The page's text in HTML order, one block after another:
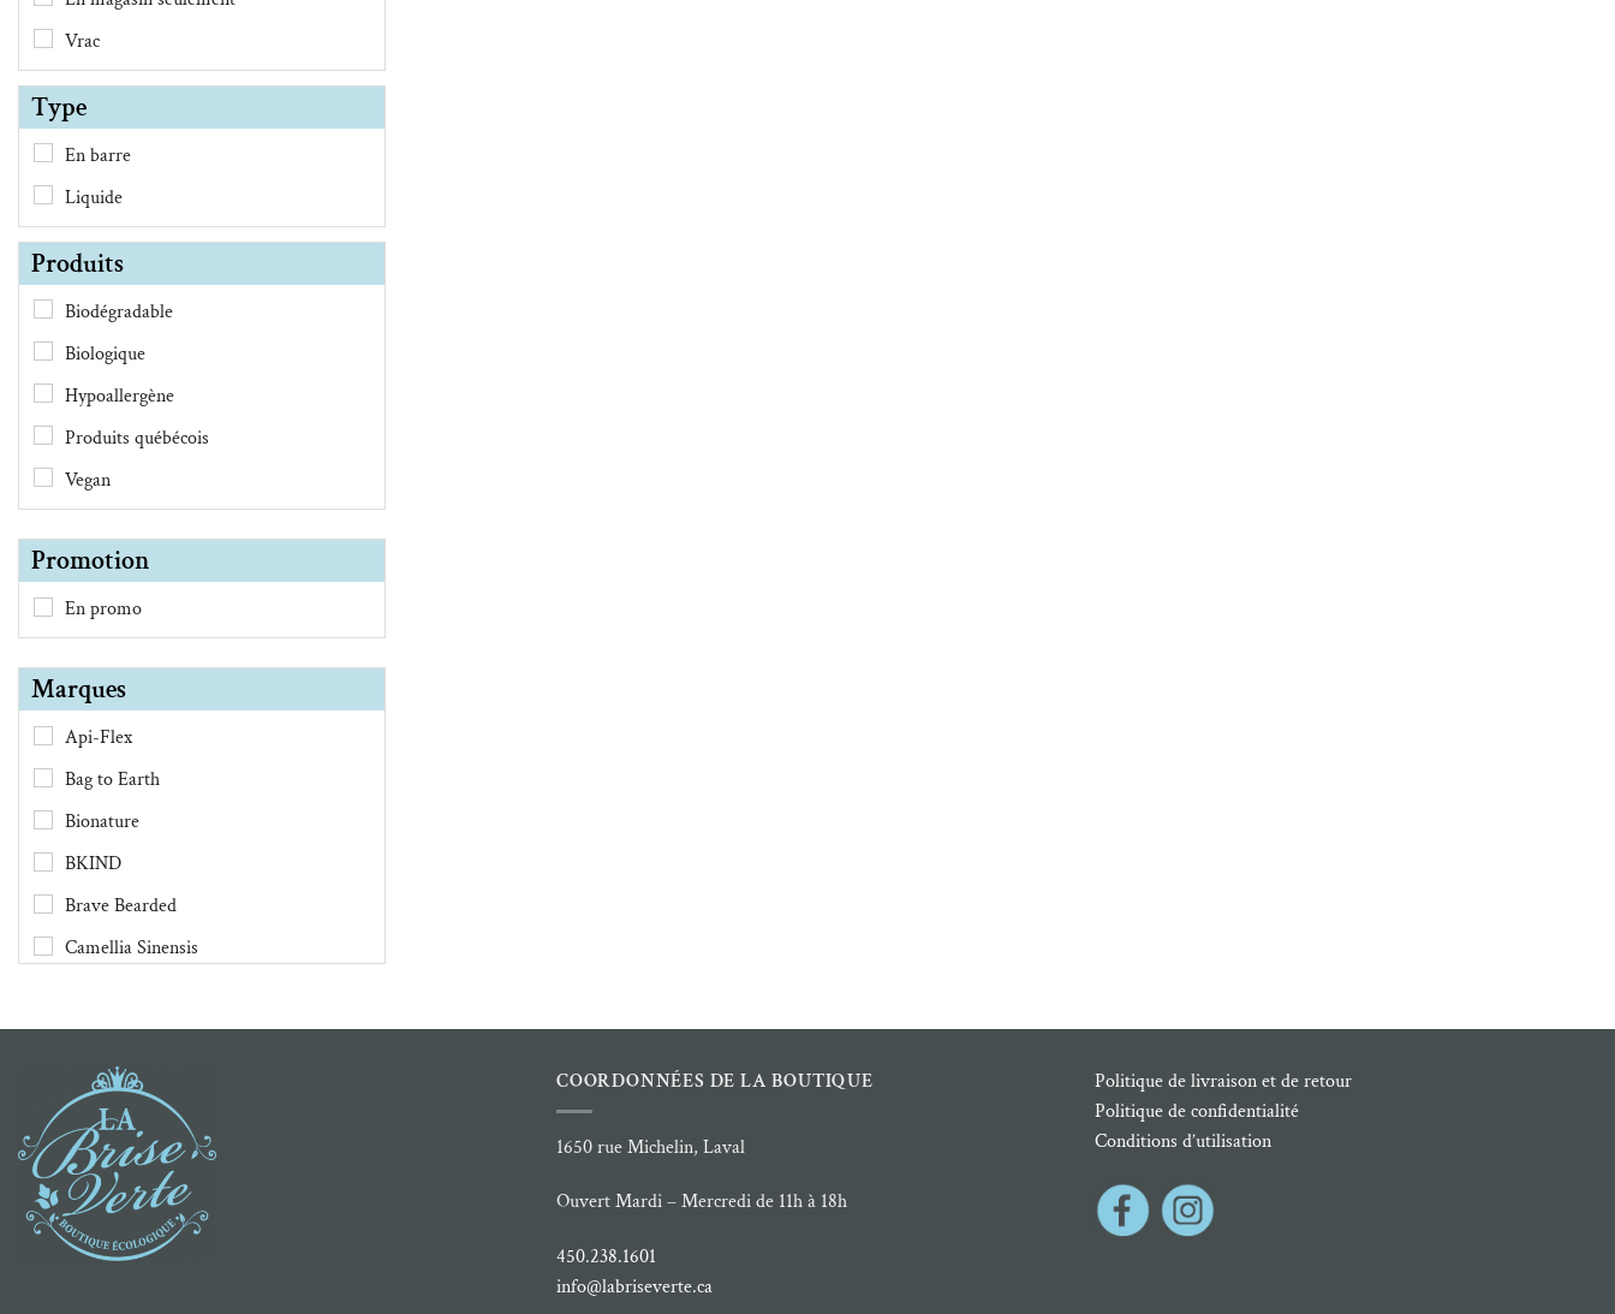
Vrac
Type
En barre
Liquide
Produits
Biodégradable
Biologique
Hypoallergène
Produits québécois
Vegan
Promotion
En promo
Marques
Api-Flex
Bag to Earth
Bionature
BKIND
Brave Bearded
Camellia Sinensis
Clef des Champs
Danesco
Demain Demain
Dental Lace
DivaCup
Druide
COORDONNÉES DE LA BOUTIQUE
1650 rue Michelin, Laval
Ouvert Mardi – Mercredi de 11h à 18h
450.238.1601
info@labriseverte.ca
Politique de livraison et de retour
Politique de confidentialité
Conditions d’utilisation